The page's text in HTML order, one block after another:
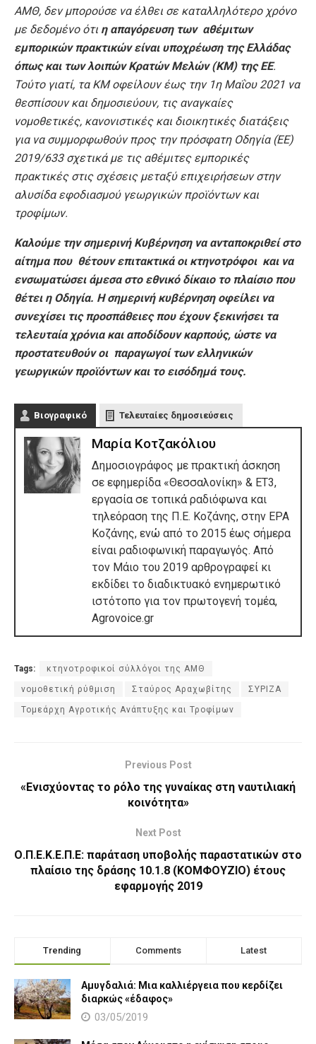
ΑΜΘ, δεν μπορούσε να έλθει σε καταλληλότερο χρόνο
με δεδομένο ότι η απαγόρευση των αθέμιτων
εμπορικών πρακτικών είναι υποχρέωση της Ελλάδας
όπως και των λοιπών Κρατών Μελών (ΚΜ) της ΕΕ.
Τούτο γιατί, τα ΚΜ οφείλουν έως την 1η Μαΐου 2021 να
θεσπίσουν και δημοσιεύουν, τις αναγκαίες
νομοθετικές, κανονιστικές και διοικητικές διατάξεις
για να συμμορφωθούν προς την πρόσφατη Οδηγία (ΕΕ)
2019/633 σχετικά με τις αθέμιτες εμπορικές
πρακτικές στις σχέσεις μεταξύ επιχειρήσεων στην
αλυσίδα εφοδιασμού γεωργικών προϊόντων και
τροφίμων.
Καλούμε την σημερινή Κυβέρνηση να ανταποκριθεί στο
αίτημα που θέτουν επιτακτικά οι κτηνοτρόφοι και να
ενσωματώσει άμεσα στο εθνικό δίκαιο το πλαίσιο που
θέτει η Οδηγία. Η σημερινή κυβέρνηση οφείλει να
συνεχίσει τις προσπάθειες που έχουν ξεκινήσει τα
τελευταία χρόνια και αποδίδουν καρπούς, ώστε να
προστατευθούν οι παραγωγοί των ελληνικών
γεωργικών προϊόντων και το εισόδημά τους.
Βιογραφικό Τελευταίες δημοσιεύσεις
Μαρία Κοτζακόλιου
Δημοσιογράφος με πρακτική άσκηση
σε εφημερίδα «Θεσσαλονίκη» & ΕΤ3,
εργασία σε τοπικά ραδιόφωνα και
τηλεόραση της Π.Ε. Κοζάνης, στην ΕΡΑ
Κοζάνης, ενώ από το 2015 έως σήμερα
είναι ραδιοφωνική παραγωγός. Από
τον Μάιο του 2019 αρθρογραφεί κι
εκδίδει το διαδικτυακό ενημερωτικό
ιστότοπο για τον πρωτογενή τομέα,
Agrovoice.gr
Tags: κτηνοτροφικοί σύλλόγοι της ΑΜΘ
νομοθετική ρύθμιση Σταύρος Αραχωβίτης ΣΥΡΙΖΑ
Τομεάρχη Αγροτικής Ανάπτυξης και Τροφίμων
Previous Post
«Ενισχύοντας το ρόλο της γυναίκας στη ναυτιλιακή
κοινότητα»
Next Post
Ο.Π.Ε.Κ.Ε.Π.Ε: παράταση υποβολής παραστατικών στο
πλαίσιο της δράσης 10.1.8 (ΚΟΜΦΟΥΖΙΟ) έτους
εφαρμογής 2019
Trending Comments Latest
Αμυγδαλιά: Μια καλλιέργεια που κερδίζει
διαρκώς «έδαφος»
03/05/2019